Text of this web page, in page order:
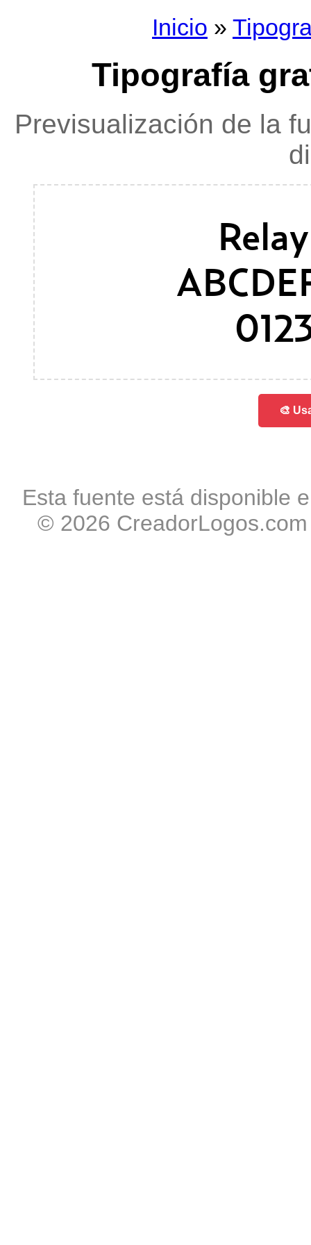
Inicio »
Tipografía
Previsualización de la
🎨
Esta fuente está disponible
© 2026